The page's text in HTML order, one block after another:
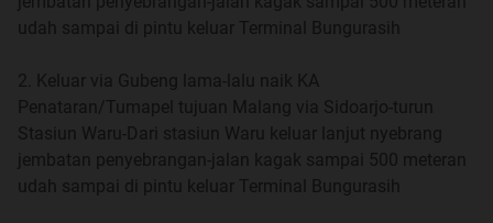
udah sampai di pintu keluar Terminal Bungurasih
2. Keluar via Gubeng lama-lalu naik KA
Penataran/Tumapel tujuan Malang via Sidoarjo-turun
Stasiun Waru-Dari stasiun Waru keluar lanjut nyebrang
jembatan penyebrangan-jalan kagak sampai 500 meteran
udah sampai di pintu keluar Terminal Bungurasih